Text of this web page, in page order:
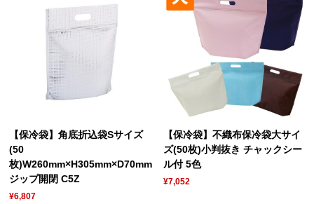
【保冷袋】角底折込袋Sサイズ
(50
枚)W260mm×H305mm×D70mm
ジップ開閉 C5Z
¥6,807
【保冷袋】不織布保冷袋大サイ
ズ(50枚)小判抜き チャックシー
ル付 5色
¥7,052